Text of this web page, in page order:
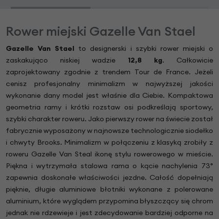
Rower miejski Gazelle Van Stael
Gazelle Van Stael to designerski i szybki rower miejski o
zaskakująco niskiej wadzie 12,8 kg. Całkowicie
zaprojektowany zgodnie z trendem Tour de France. Jeżeli
cenisz profesjonalny minimalizm w najwyższej jakości
wykonanie dany model jest właśnie dla Ciebie. Kompaktowa
geometria ramy i krótki rozstaw osi podkreślają sportowy,
szybki charakter roweru. Jako pierwszy rower na świecie został
fabrycznie wyposażony w najnowsze technologicznie siodełko
i chwyty Brooks. Minimalizm w połączeniu z klasyką zrobiły z
roweru Gazelle Van Steal ikonę stylu rowerowego w mieście.
Piękna i wytrzymała stalowa rama o kącie nachylenia 73°
zapewnia doskonałe właściwości jezdne. Całość dopełniają
pięknie, długie aluminiowe błotniki wykonane z polerowane
aluminium, które wyglądem przypomina błyszczący się chrom
jednak nie rdzewieje i jest zdecydowanie bardziej odporne na